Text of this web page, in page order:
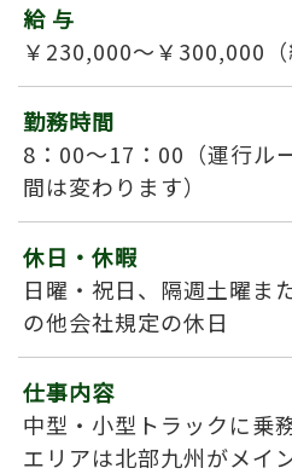
給 与
￥230,000～￥300,000（
勤務時間
8：00～17：00（運行ル
間は変わります）
休日・休暇
日曜・祝日、隔週土曜ま
の他会社規定の休日
仕事内容
中型・小型トラックに乗
エリアは北部九州がメイン